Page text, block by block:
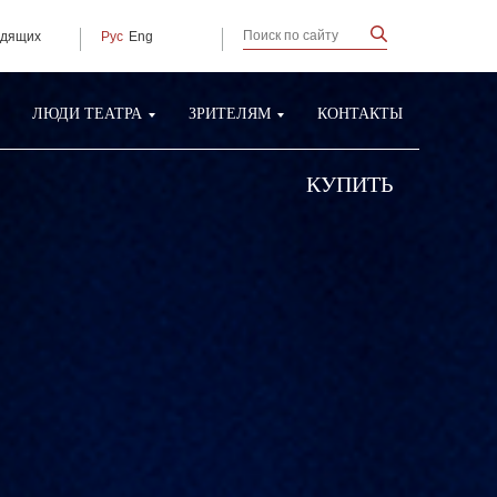
Рус Eng
ЛЮДИ ТЕАТРА ЗРИТЕЛЯМ КОНТАКТЫ
КУПИТЬ